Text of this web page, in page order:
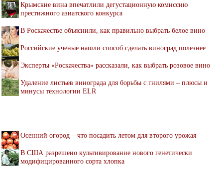
Крымские вина впечатлили дегустационную комиссию
престижного азиатского конкурса
В Роскачестве объяснили, как правильно выбрать белое вино
Российские ученые нашли способ сделать виноград полезнее
Эксперты «Роскачества» рассказали, как выбрать розовое вино
Удаление листьев винограда для борьбы с гнилями – плюсы и
минусы технологии ELR
Осенний огород – что посадить летом для второго урожая
В США разрешено культивирование нового генетически
модифицированного сорта хлопка